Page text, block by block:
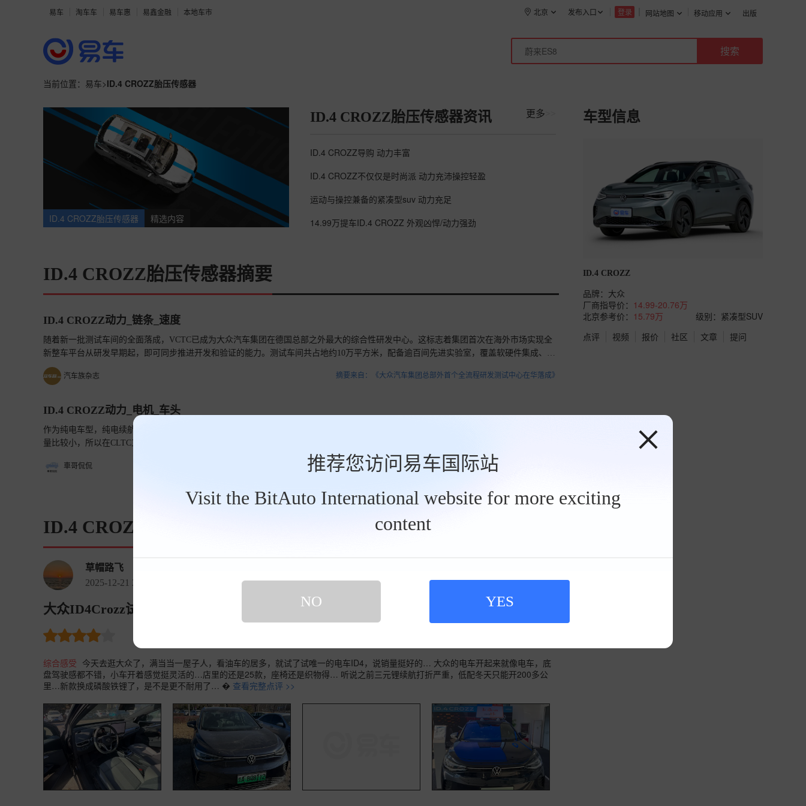
易车 淘车车 易车惠 易鑫金融 本地车市 网站地图 移动应用 出版
登录
发布入口
北京
推荐您访问易车国际站
Visit the BitAuto International website for more exciting
content
NO YES
当前位置： 易车>ID.4 CROZZ胎压传感器
ID.4 CROZZ胎压传感器 精选内容
ID.4 CROZZ胎压传感器资讯 更多
ID.4 CROZZ导购 动力丰富
ID.4 CROZZ不仅仅是时尚派 动力充沛操控轻盈
运动与操控兼备的紧凑型suv 动力充足
14.99万提车ID.4 CROZZ 外观凶悍/动力强劲
ID.4 CROZZ胎压传感器摘要
ID.4 CROZZ动力_链条_速度
随着新一批测试车间的全面落成，VCTC已成为大众汽车集团在德国总部之外最大的综合性研发中心。这标志着集团首次在海外市场实现全
新整车平台从研发早期起，即可同步推进开发和验证的能力。测试车间共占地约10万平方米，配备逾百间先进实验室，覆盖软硬件集成、电
池与动力总成测试，以及整车级验证等关键能力，构建起端到端的完整研发闭环。
汽车族杂志 摘要来自：《大众汽车集团总部外首个全流程研发测试中心在华落成》
ID.4 CROZZ动力_电机_车头
作为纯电车型，纯电续航显然是很多消费者关注的地方，在这方面，这台26款大众ID.4CROZZ的表现还算不错，其入门车型由于动力电池容
量比较小，所以在CLTC工况下的纯电续航达到了448公里，而其余两款车型在同等工况下的纯电续航则达到了601公里，这个成绩显然达到
查看详情>>
車哥侃侃 摘要来自：《这车上市，配置升级，能否挽回销量颓势？》
ID.4 CROZZ车主点评
草帽路飞
2025-12-21 23:43:48
大众ID4Crozz试了，有什么要避雷得 ID.4 CROZZ 2025款 442km 后驱纯享版
裸车价
综合感受 今天去逛大众了，满当当一屋子人，看油车的居多，就试了试唯一的电车ID4，说销量挺好的… 大众的电车开起来就像电车，底
盘驾驶感都不错，小车开着感觉挺灵活的…店里的还是25款，座椅还是织物得… 听说之前三元锂续航打折严重，低配冬天只能开200多公
里…新款换成磷酸铁锂了，是不是更不耐用了… � 查看完整点评 >>
车型信息
ID.4 CROZZ
品牌： 大众
厂商指导价： 14.99-20.76万
北京参考价： 15.79万
级别：紧凑型SUV
点评
视频 报价 社区 文章 提问